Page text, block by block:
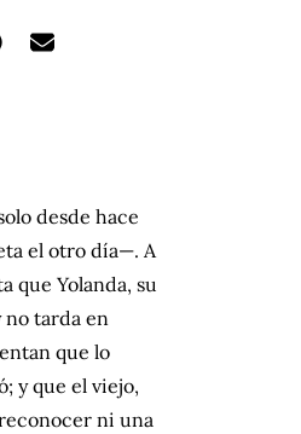
desde hace
el otro día—. A
que Yolanda, su
no tarda en
que lo
y que el viejo,
ni una